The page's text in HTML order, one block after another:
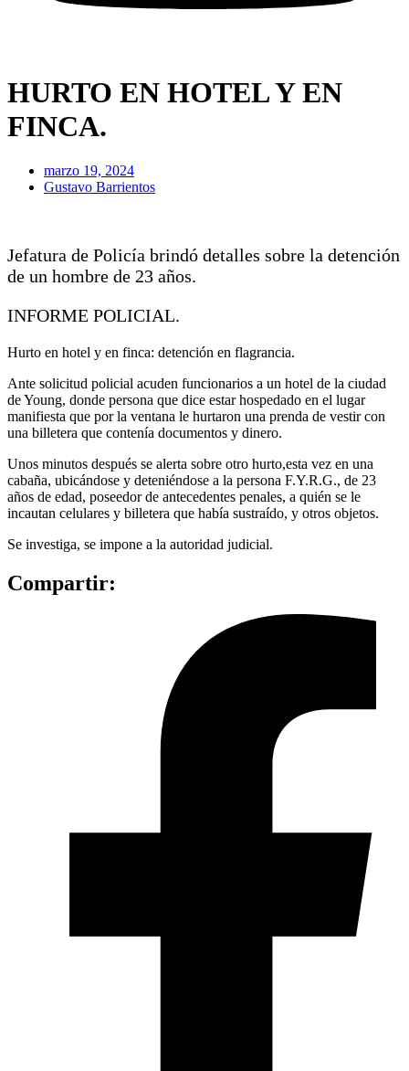
HURTO EN HOTEL Y EN
FINCA.
marzo 19, 2024
Gustavo Barrientos
Jefatura de Policía brindó detalles sobre la detención
de un hombre de 23 años.
INFORME POLICIAL.
Hurto en hotel y en finca: detención en flagrancia.
Ante solicitud policial acuden funcionarios a un hotel de la ciudad
de Young, donde persona que dice estar hospedado en el lugar
manifiesta que por la ventana le hurtaron una prenda de vestir con
una billetera que contenía documentos y dinero.
Unos minutos después se alerta sobre otro hurto,esta vez en una
cabaña, ubicándose y deteniéndose a la persona F.Y.R.G., de 23
años de edad, poseedor de antecedentes penales, a quién se le
incautan celulares y billetera que había sustraído, y otros objetos.
Se investiga, se impone a la autoridad judicial.
Compartir: